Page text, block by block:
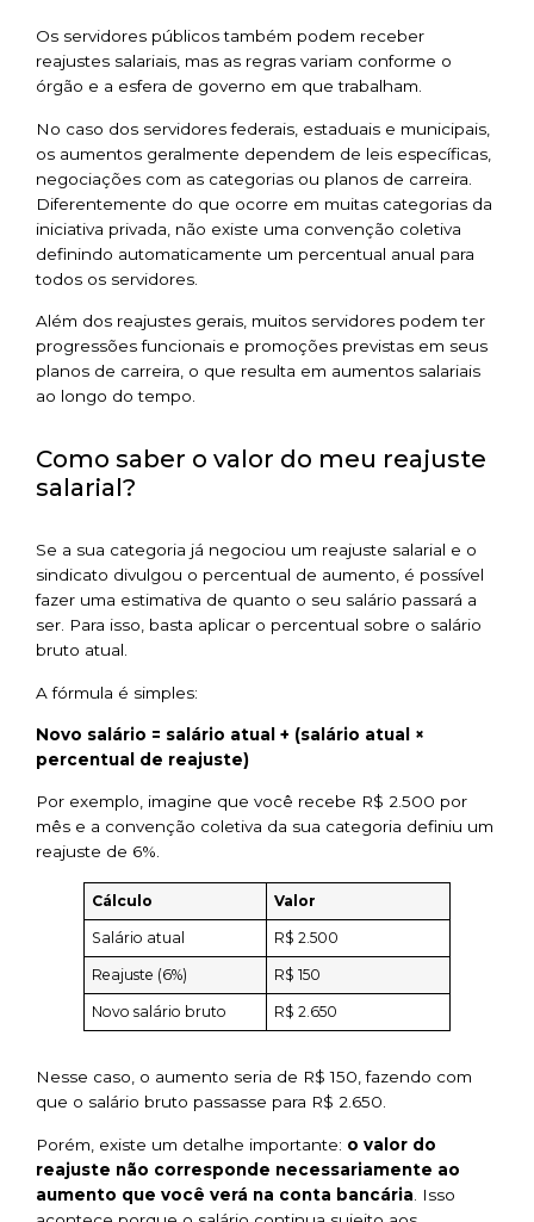
Os servidores públicos também podem receber
reajustes salariais, mas as regras variam conforme o
órgão e a esfera de governo em que trabalham.
No caso dos servidores federais, estaduais e municipais,
os aumentos geralmente dependem de leis específicas,
negociações com as categorias ou planos de carreira.
Diferentemente do que ocorre em muitas categorias da
iniciativa privada, não existe uma convenção coletiva
definindo automaticamente um percentual anual para
todos os servidores.
Além dos reajustes gerais, muitos servidores podem ter
progressões funcionais e promoções previstas em seus
planos de carreira, o que resulta em aumentos salariais
ao longo do tempo.
Como saber o valor do meu reajuste
salarial?
Se a sua categoria já negociou um reajuste salarial e o
sindicato divulgou o percentual de aumento, é possível
fazer uma estimativa de quanto o seu salário passará a
ser. Para isso, basta aplicar o percentual sobre o salário
bruto atual.
A fórmula é simples:
Novo salário = salário atual + (salário atual ×
percentual de reajuste)
Por exemplo, imagine que você recebe R$ 2.500 por
mês e a convenção coletiva da sua categoria definiu um
reajuste de 6%.
Cálculo Valor
Salário atual R$ 2.500
Reajuste (6%) R$ 150
Novo salário bruto R$ 2.650
Nesse caso, o aumento seria de R$ 150, fazendo com
que o salário bruto passasse para R$ 2.650.
Porém, existe um detalhe importante: o valor do
reajuste não corresponde necessariamente ao
aumento que você verá na conta bancária . Isso